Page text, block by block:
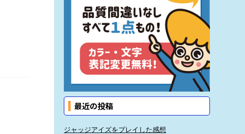
最近の投稿
ジャッジアイズをプレイした感想